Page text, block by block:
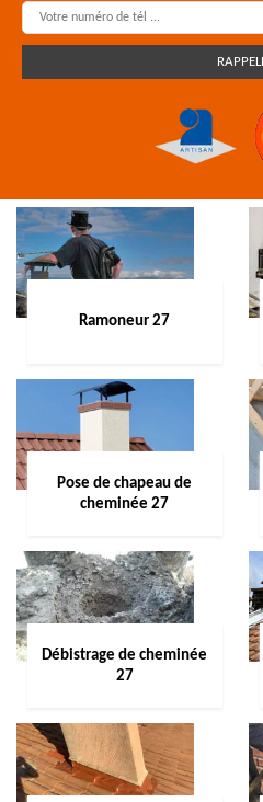
Ramoneur 27
Pose de chapeau de
cheminée 27
Débistrage de cheminée
27